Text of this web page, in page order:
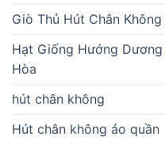
Giò Thủ Hút Chân
Hạt Giống Hướng
Hòa
hút chân không
Hút chân không áo quần